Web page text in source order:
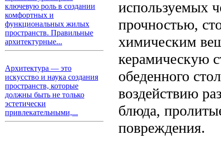
ключевую роль в создании
комфортных и
функциональных жилых
пространств. Правильные
архитектурные...
Архитектура — это
искусство и наука создания
пространств, которые
должны быть не только
эстетически
привлекательными,...
используемых
прочностью,
химическим
керамическую
обеденного
воздействию
блюда,
повреждения.